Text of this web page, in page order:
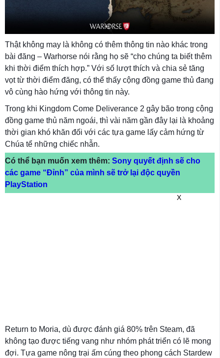
Thật không may là không có thêm thông tin nào khác trong
bài đăng – Warhorse nói rằng họ sẽ “cho chúng ta biết thêm
khi thời điểm thích hợp.” Với số lượt thích và chia sẻ tăng
vọt từ thời điểm đăng, có thể thấy cộng đồng game thủ đang
vô cùng hào hứng với thông tin này.
Trong khi Kingdom Come Deliverance 2 gây bão trong cộng
đồng game thủ năm ngoái, thì vài năm gần đây lại là khoảng
thời gian khó khăn đối với các tựa game lấy cảm hứng từ
Chúa tể những chiếc nhẫn.
Có thể bạn muốn xem thêm: Sony quyết định sẽ cho
các game “Đỉnh” của mình sẽ trở lại độc quyền
PlayStation
X
Return to Moria, dù được đánh giá 80% trên Steam, đã
không tạo được tiếng vang như nhóm phát triển có lẽ mong
đợi. Tựa game nông trại ấm cúng theo phong cách Stardew